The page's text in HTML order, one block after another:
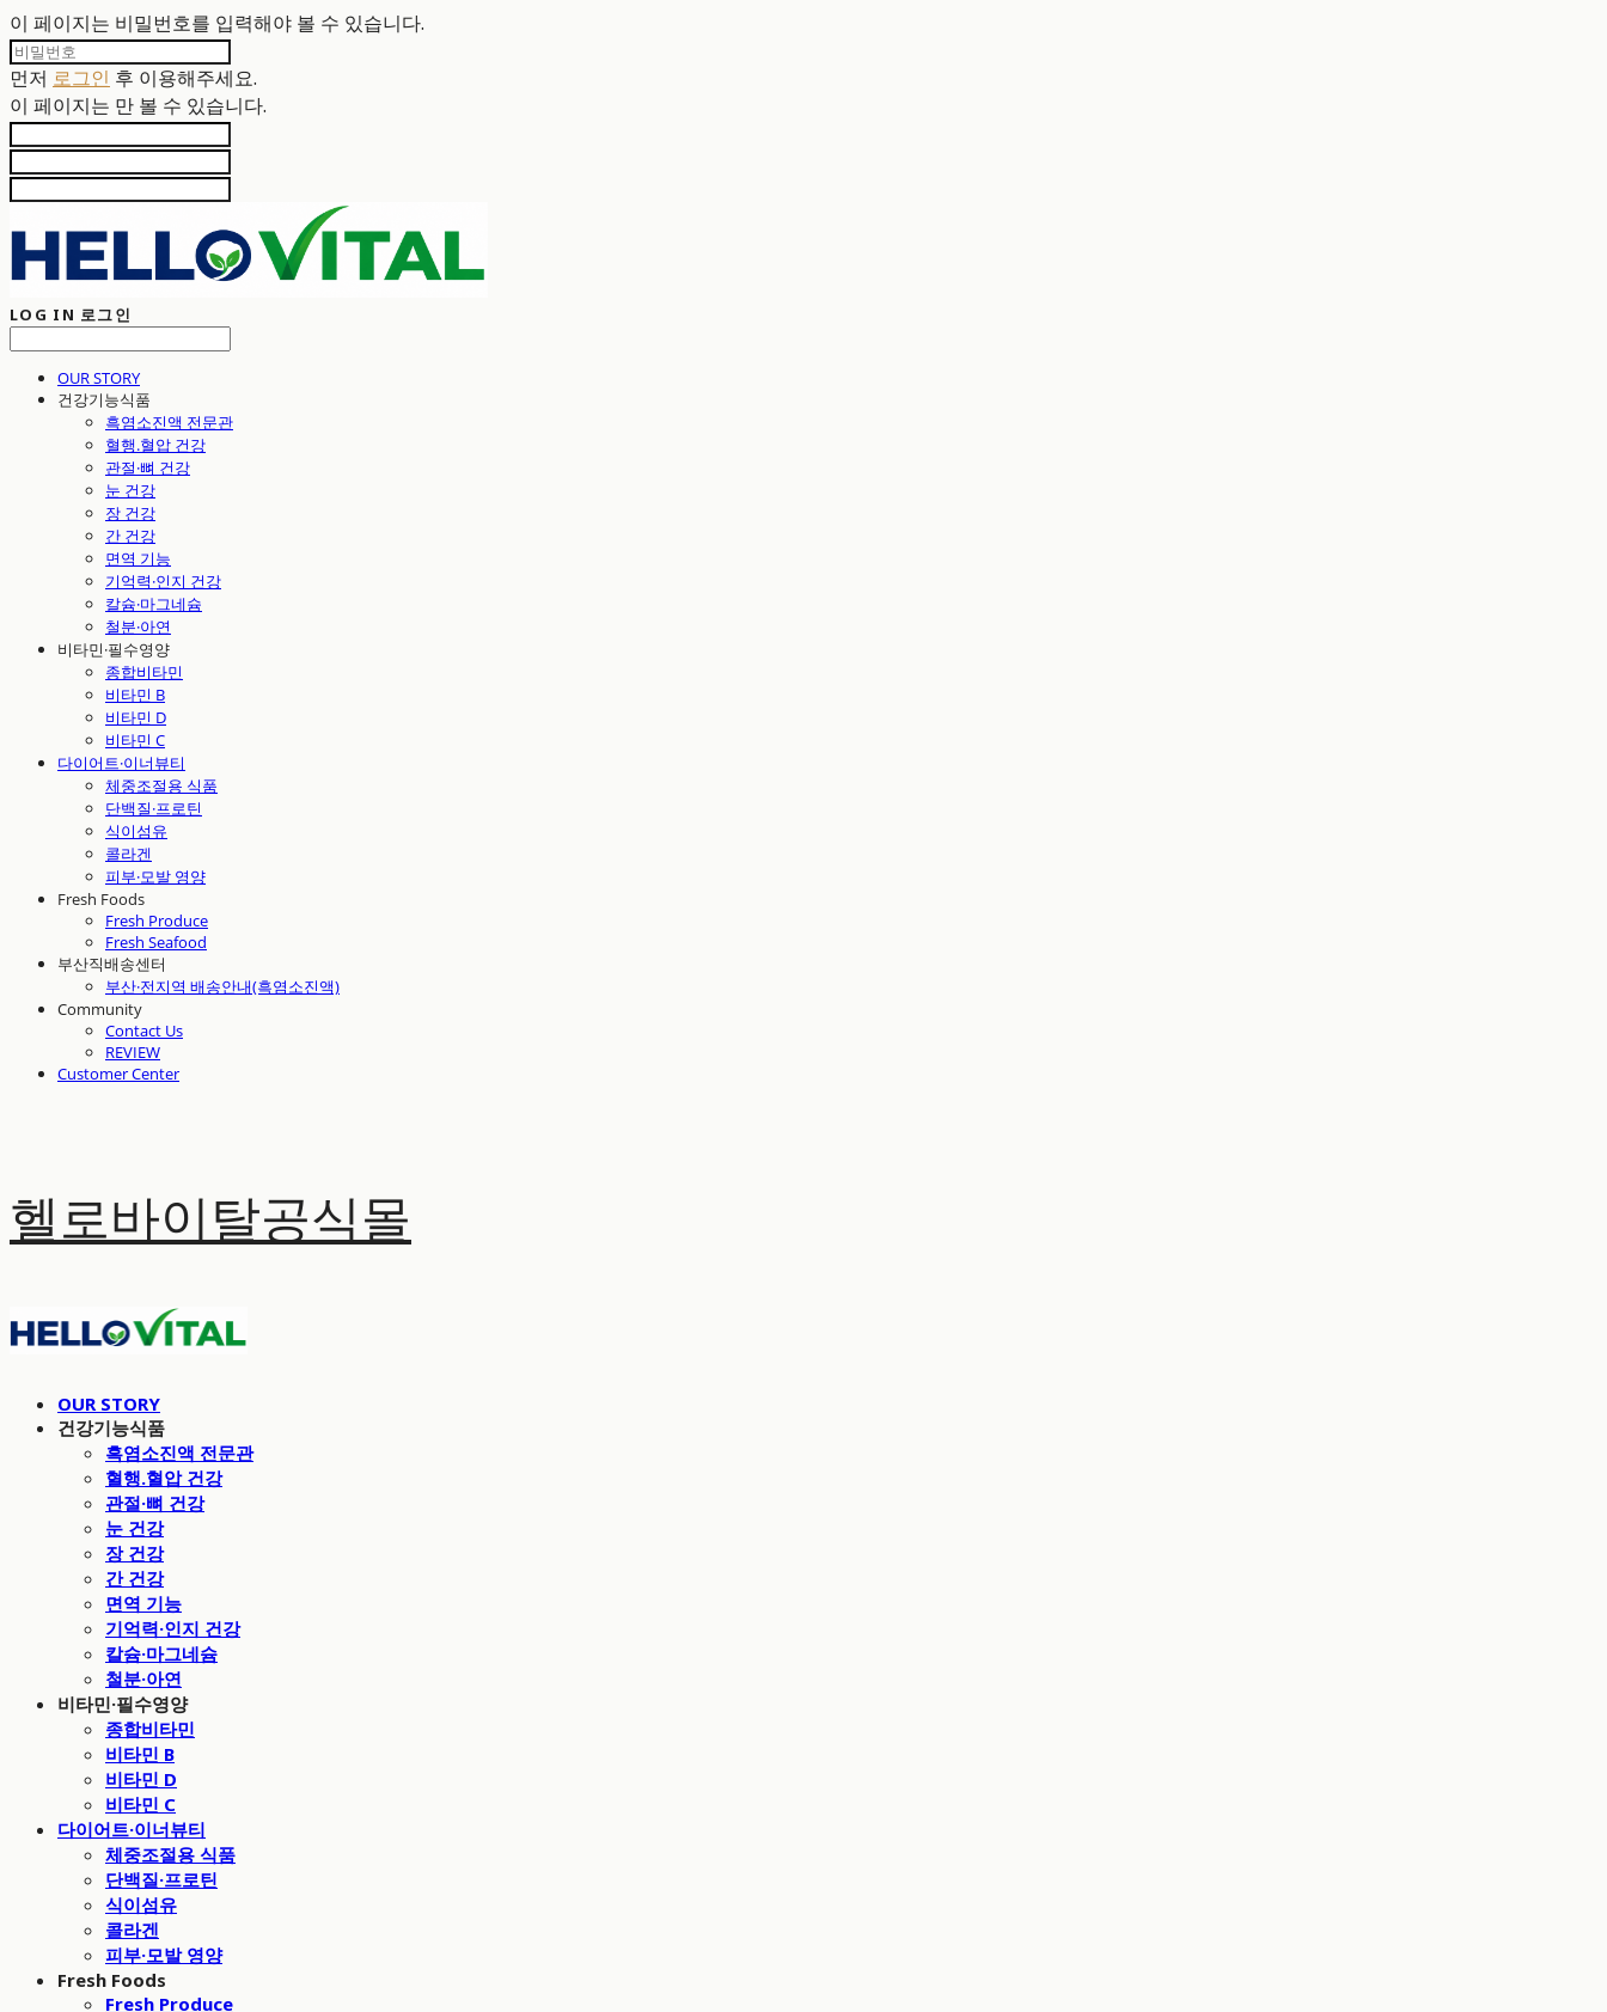
이 페이지는 비밀번호를 입력해야 볼 수 있습니다.
먼저 로그인 후 이용해주세요.
이 페이지는 만 볼 수 있습니다.
LOG IN 로그인
OUR STORY
건강기능식품
흑염소진액 전문관
혈행.혈압 건강
관절·뼈 건강
눈 건강
장 건강
간 건강
면역 기능
기억력·인지 건강
칼슘·마그네슘
철분·아연
비타민·필수영양
종합비타민
비타민 B
비타민 D
비타민 C
다이어트·이너뷰티
체중조절용 식품
단백질·프로틴
식이섬유
콜라겐
피부·모발 영양
Fresh Foods
Fresh Produce
Fresh Seafood
부산직배송센터
부산·전지역 배송안내(흑염소진액)
Community
Contact Us
REVIEW
Customer Center
헬로바이탈공식몰
OUR STORY
건강기능식품
흑염소진액 전문관
혈행.혈압 건강
관절·뼈 건강
눈 건강
장 건강
간 건강
면역 기능
기억력·인지 건강
칼슘·마그네슘
철분·아연
비타민·필수영양
종합비타민
비타민 B
비타민 D
비타민 C
다이어트·이너뷰티
체중조절용 식품
단백질·프로틴
식이섬유
콜라겐
피부·모발 영양
Fresh Foods
Fresh Produce